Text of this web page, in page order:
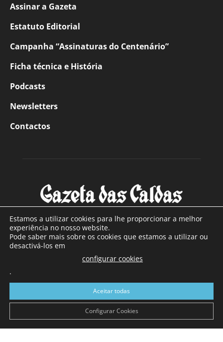
Assinar a Gazeta
Estatuto Editorial
Campanha “Assinaturas do Centenário”
Ficha técnica e História
Podcasts
Newsletters
Contactos
SOBRE NÓS
Com sede nas Caldas da Rainha e mais de 90 anos de
a sul de distrito de Leiria, com mais de 40.000 leitores por
toda a região Oeste. Jornal com distribuição em Portugal
Continental e assinatura online.
Estamos a utilizar cookies para lhe proporcionar a melhor
experiência no nosso website.
Pode saber mais sobre os cookies que estamos a utilizar ou
desactivá-los em
configurar cookies
.
Aceitar todas
Configurar Cookies